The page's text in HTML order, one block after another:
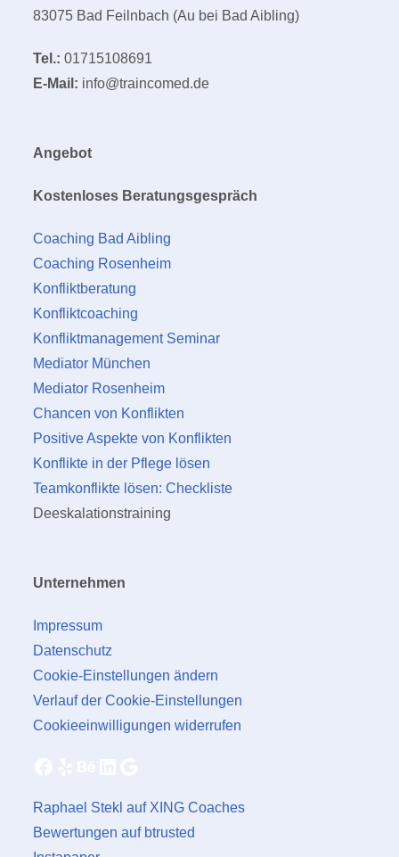
83075 Bad Feilnbach (Au bei Bad Aibling)
Tel.: 01715108691
E-Mail: info@traincomed.de
Angebot
Kostenloses Beratungsgespräch
Coaching Bad Aibling
Coaching Rosenheim
Konfliktberatung
Konfliktcoaching
Konfliktmanagement Seminar
Mediator München
Mediator Rosenheim
Chancen von Konflikten
Positive Aspekte von Konflikten
Konflikte in der Pflege lösen
Teamkonflikte lösen: Checkliste
Deeskalationstraining
Unternehmen
Impressum
Datenschutz
Cookie-Einstellungen ändern
Verlauf der Cookie-Einstellungen
Cookieeinwilligungen widerrufen
Raphael Stekl auf XING Coaches
Bewertungen auf btrusted